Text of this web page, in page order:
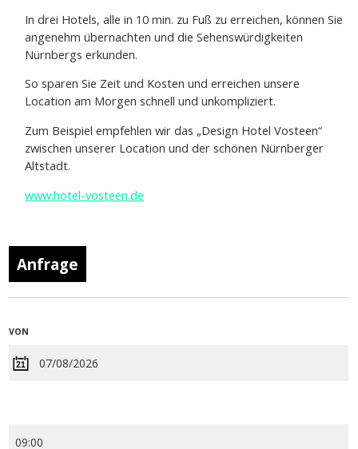
In drei Hotels, alle in 10 min. zu Fuß zu erreichen, können Sie
angenehm übernachten und die Sehenswürdigkeiten
Nürnbergs erkunden.
So sparen Sie Zeit und Kosten und erreichen unsere
Location am Morgen schnell und unkompliziert.
Zum Beispiel empfehlen wir das „Design Hotel Vosteen“
zwischen unserer Location und der schönen Nürnberger
Altstadt.
www.hotel-vosteen.de
Anfrage
VON